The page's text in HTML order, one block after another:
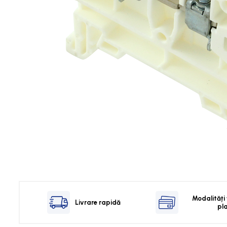
Solutii industriale Ethernet
Router si switch-uri industriale
Soft Startere
Livrare rapidă
Modalități